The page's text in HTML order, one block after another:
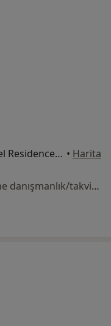
Kızılırmak Mahallesi, Next Level Residence B Blok no: 307, Dumlupınar Blv. no 3, Çankaya • Harita
Bu uzman ilgili adres için online danışmanlık/takvim sunmuyor.